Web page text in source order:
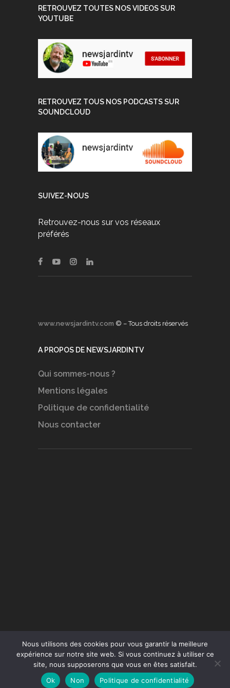
RETROUVEZ TOUTES NOS VIDEOS SUR
YOUTUBE
RETROUVEZ TOUS NOS PODCASTS SUR
SOUNDCLOUD
SUIVEZ-NOUS
Retrouvez-nous sur vos réseaux
préférés
www.newsjardintv.com © – Tous droits réservés
A PROPOS DE NEWSJARDINTV
Qui sommes-nous ?
Mentions légales
Politique de confidentialité
Nous contacter
Conception du site :Agence Jus de Citron
Nous utilisons des cookies pour vous garantir la meilleure
expérience sur notre site web. Si vous continuez à utiliser ce
site, nous supposerons que vous en êtes satisfait.
Ok
Non Politique de confidentialité